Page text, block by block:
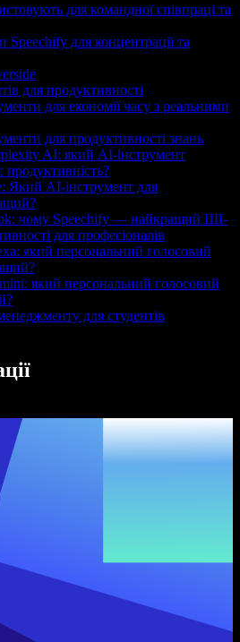
для командної співпраці та
Speechify для концентрації та
для продуктивності
для економії часу з реальними
для продуктивності знань
AI: який AI-інструмент
Який AI-інструмент для
чому Speechify — найкращий ШІ-
для професіоналів
який персональний голосовий
який персональний голосовий
для студентів